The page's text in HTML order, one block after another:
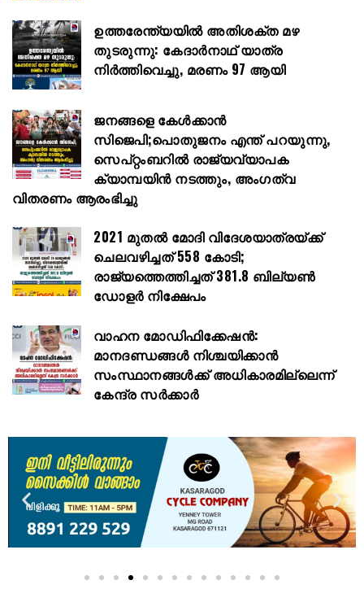
ഉത്തരേന്ത്യയിൽ അതിശക്ത മഴ
തുടരുന്നു: കേദാർനാഥ് യാത്ര
നിർത്തിവെച്ചു, മരണം 97 ആയി
ജനങ്ങളെ കേൾക്കാൻ
സിജെപി;പൊതുജനം എന്ത് പറയുന്നു,
സെപ്റ്റംബറിൽ രാജ്യവ്യാപക
ക്യാമ്പയിൻ നടത്തും, അംഗത്വ
വിതരണം ആരംഭിച്ചു
2021 മുതൽ മോദി വിദേശയാത്രയ്ക്ക്
ചെലവഴിച്ചത് 558 കോടി;
രാജ്യത്തെത്തിച്ചത് 381.8 ബില്യൺ
ഡോളർ നിക്ഷേപം
വാഹന മോഡിഫിക്കേഷൻ:
മാനദണ്ഡങ്ങൾ നിശ്ചയിക്കാൻ
സംസ്ഥാനങ്ങൾക്ക് അധികാരമില്ലെന്ന്
കേന്ദ്ര സർക്കാർ